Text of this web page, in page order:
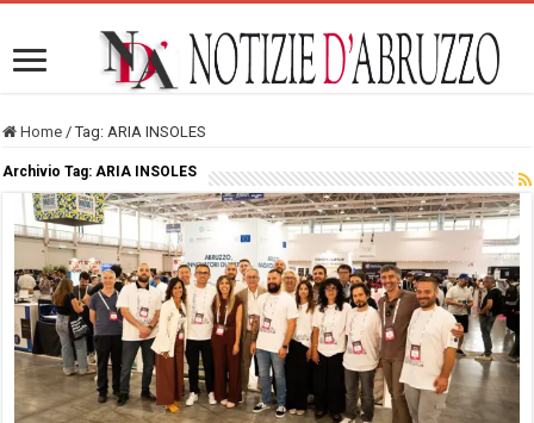
Home / Tag: ARIA INSOLES
Archivio Tag:ARIA INSOLES